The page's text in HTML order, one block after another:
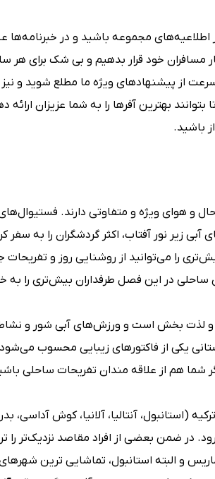
اطلاعیه‌های مجموعه باشید و در
مسافران خود قرار بدهیم و بی شک برای هر
سرعت از پیشنهادهای ویژه ما مطلع شوید و
بهترین آفرها را به شما عزیزان ارائه
باشید.
و هوای ویژه و متفاوتی دارند.
زیر نور آفتاب، اکثر گردشگران را به
را می‌توانید از روشنایی روز و تفریحات
ساحلی در این فصل طرفداران بیش‌تری را
و لذت بخش است و ورزش‌های آبی شور و نشاط
یکی از فاکتورهای زیبایی محسوب
هم از علاقه مندان تفریحات ساحلی
بهترین مقاصد گردشگری در تابستان 1405 ، شهرهای ترکیه (استانبول، آنتالیا،
در ضمن بعضی از افراد مقاصد نزدیک‌تر را
و البته استانبول، تماشایی ترین